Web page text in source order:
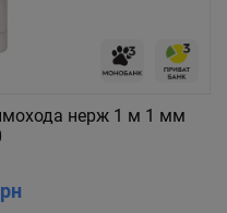
нерж 1 м 1 мм